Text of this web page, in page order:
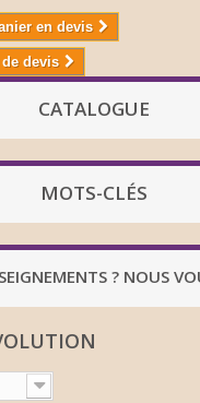
en devis
devis
CATALOGUE
MOTS-CLÉS
? NOUS